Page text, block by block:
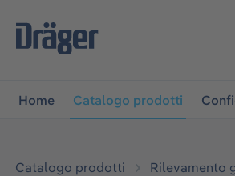
navigazione principale
Home Catalogo prodotti
Catalogo prodotti Rilevamento